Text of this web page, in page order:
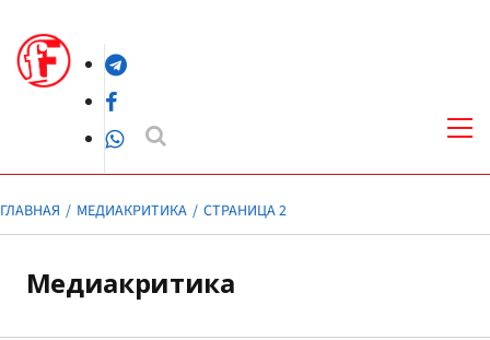
содержимомуTelegram
Facebook
WhatsApp
ГЛАВНАЯ МЕДИАКРИТИКА СТРАНИЦА 2
Медиакритика